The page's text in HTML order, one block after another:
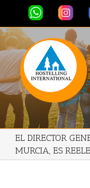
EL DIRECTOR
MURCIA, ES